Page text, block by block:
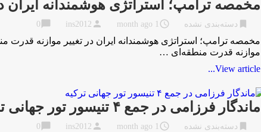
مخمصه ترامپ؛ استراتژی هوشمندانه ایران
دسته‌بندی نشده access_time
1 month ago
person
ins2012
chat_bubble
0
مخمصه ترامپ؛ استراتژی هوشمندانه ایران در تغییر موازنه قدرت
موازنه قدرت منطقه‌ای …
View article...
ماندگار فرزامی در جمع ۴ تنیسور تور جهانی ترکیه
دسته‌بندی نشده access_time
1 month ago
person
ins2012
chat_bubble
0